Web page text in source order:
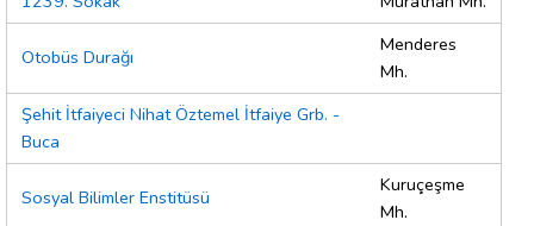
Otobüs Durağı
Menderes
Mh.
Şehit İtfaiyeci Nihat Öztemel İtfaiye Grb. -
Buca
Sosyal Bilimler Enstitüsü
Kuruçeşme
Mh.